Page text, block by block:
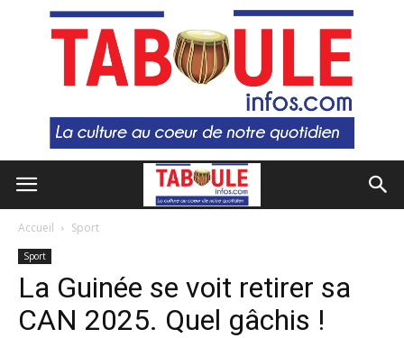
Accueil Sport
Sport
La Guinée se voit retirer sa
CAN 2025. Quel gâchis !